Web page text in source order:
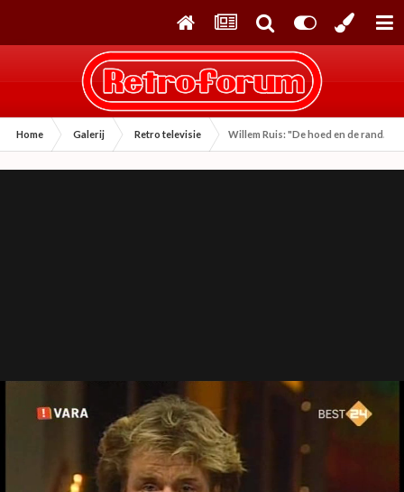
Home Galerij Retro televisie Willem Ruis: "De hoed en de rand.